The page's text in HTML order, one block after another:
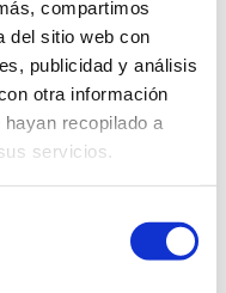
compartimos
del sitio web con
publicidad y análisis
otra información
recopilado a
servicios.